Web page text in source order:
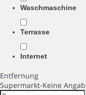
Waschmaschine
Terrasse
Internet
Entfernung
Supermarkt-Keine